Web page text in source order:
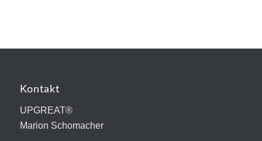
Kontakt
UPGREAT®
Marion Schomacher